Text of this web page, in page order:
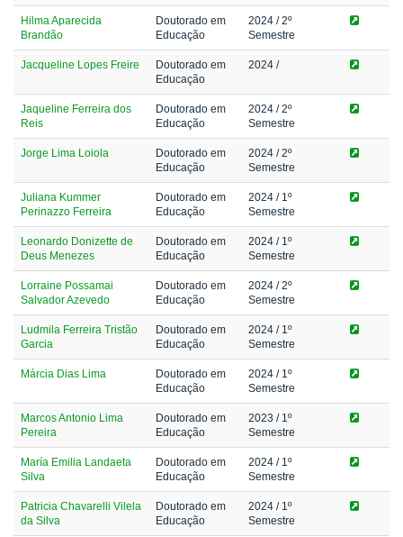
Hilma Aparecida
Brandão
Doutorado em
Educação
2024 / 2º
Semestre
Jacqueline Lopes Freire
Doutorado em
Educação
2024 /
Jaqueline Ferreira dos
Reis
Doutorado em
Educação
2024 / 2º
Semestre
Jorge Lima Loiola
Doutorado em
Educação
2024 / 2º
Semestre
Juliana Kummer
Perinazzo Ferreira
Doutorado em
Educação
2024 / 1º
Semestre
Leonardo Donizette de
Deus Menezes
Doutorado em
Educação
2024 / 1º
Semestre
Lorraine Possamai
Salvador Azevedo
Doutorado em
Educação
2024 / 2º
Semestre
Ludmila Ferreira Tristão
Garcia
Doutorado em
Educação
2024 / 1º
Semestre
Márcia Dias Lima
Doutorado em
Educação
2024 / 1º
Semestre
Marcos Antonio Lima
Pereira
Doutorado em
Educação
2023 / 1º
Semestre
María Emilia Landaeta
Silva
Doutorado em
Educação
2024 / 1º
Semestre
Patricia Chavarelli Vilela
da Silva
Doutorado em
Educação
2024 / 1º
Semestre